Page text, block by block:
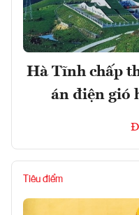
Hà Tĩnh chấp
án điện gió
Tiêu điểm